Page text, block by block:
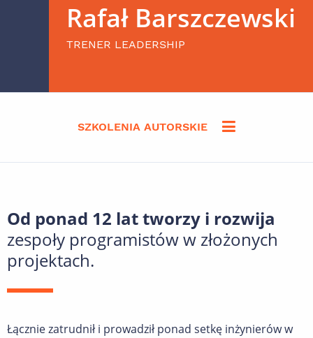
Rafał Barszczewski
TRENER LEADERSHIP
SZKOLENIA AUTORSKIE
Od ponad 12 lat tworzy i rozwija
zespoły programistów w złożonych
projektach.
Łącznie zatrudnił i prowadził ponad setkę inżynierów w